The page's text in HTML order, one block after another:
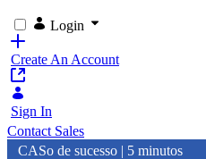
Login
Create An Account
Sign In
Contact Sales
CASo de sucesso | 5 minutos